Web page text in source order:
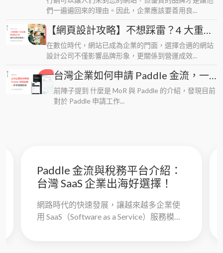
們一遍遍回來的理由。因此，企業應該要善用良...
【網頁設計攻略】不想踩雷？4 大重點
選對網站公司，顧好品質及權益！
在數位時代，網站已成為企業的門面，選擇合適的網站
設計公司不僅影響品牌形象，更關係到營運成效...
台灣企業如何申請 Paddle 金流，一
步步教學讓您順利通關
前陣子提到 什麼是 MoR 與 Paddle 的介紹，發現目前
對於 Paddle 申請工作...
Paddle 金流與稅務平台介紹：
台灣 SaaS 企業出海好選擇！
網路時代的快速發展，讓越來越多企業使
用 SaaS（Software as a Service）服務模式